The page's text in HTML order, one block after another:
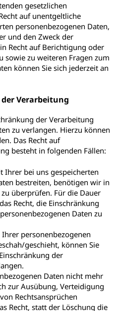
gesetzlichen
auf unentgeltliche
personenbezogenen Daten,
und den Zweck der
Recht auf Berichtigung oder
sowie zu weiteren Fragen zum
können Sie sich jederzeit an
Verarbeitung
der Verarbeitung
zu verlangen. Hierzu können
Das Recht auf
besteht in folgenden Fällen:
Ihrer bei uns gespeicherten
bestreiten, benötigen wir in
überprüfen. Für die Dauer
Recht, die Einschränkung
Daten zu
personenbezogenen
geschieht, können Sie
der
Daten nicht mehr
zur Ausübung, Verteidigung
Rechtsansprüchen
Recht, statt der Löschung die